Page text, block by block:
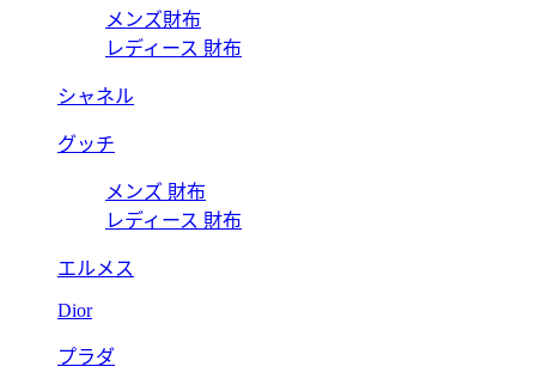
メンズ財布
レディース 財布
シャネル
グッチ
メンズ 財布
レディース 財布
エルメス
Dior
プラダ